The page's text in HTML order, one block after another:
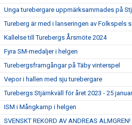
Unga turebergare uppmärksammades på
Tureberg är med i lanseringen av Folkspels
Kallelse till Turebergs Årsmöte 2024
Fyra SM-medaljer i helgen
Turebergsframgångar på Täby vinterspel
Vepor i hallen med sju turebergare
Turebergs Stjärnkväll för året 2023 - 25
ISM i Mångkamp i helgen
SVENSKT REKORD AV ANDREAS ALMGREN!